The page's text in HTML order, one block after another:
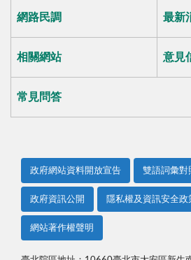
網路民調 最新
相關網站 意見
常見問答
政府網站資料開放宣告 雙語詞彙對
政府資訊公開 隱私權及資訊安全政
網站著作權聲明